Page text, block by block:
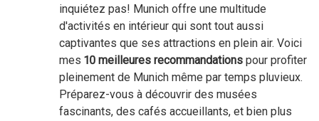
inquiétez pas! Munich offre une multitude
d'activités en intérieur qui sont tout aussi
captivantes que ses attractions en plein air. Voici
mes10 meilleures recommandations pour profiter
pleinement de Munich même par temps pluvieux.
Préparez-vous à découvrir des musées
fascinants, des cafés accueillants, et bien plus